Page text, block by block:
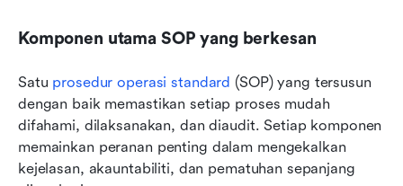
Komponen utama SOP yang berkesan
Satu prosedur operasi standard (SOP) yang tersusun
dengan baik memastikan setiap proses mudah
difahami, dilaksanakan, dan diaudit. Setiap komponen
memainkan peranan penting dalam mengekalkan
kejelasan, akauntabiliti, dan pematuhan sepanjang